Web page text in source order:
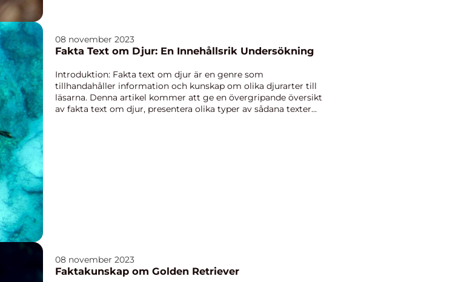
08 november 2023
Fakta Text om Djur: En Innehållsrik Undersökning
Introduktion: Fakta text om djur är en genre som
tillhandahåller information och kunskap om olika djurarter till
läsarna. Denna artikel kommer att ge en övergripande översikt
av fakta text om djur, presentera olika typer av sådana texter
08 november 2023
Faktakunskap om Golden Retriever